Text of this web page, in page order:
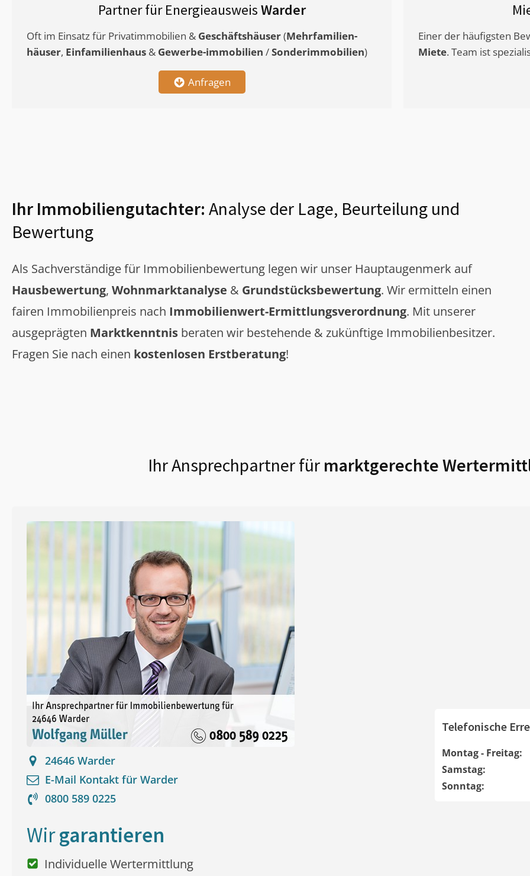
Partner für EnergieausweisWarder
Oft im Einsatz für Privatimmobilien & Geschäftshäuser(Mehrfamilien-
häuser, Einfamilienhaus & Gewerbe-immobilien /Sonderimmobilien)
Anfragen
Einer der häufigsten
Miete. Team ist
Ihr Immobiliengutachter: Analyse der Lage, Beurteilung und
Bewertung
Als Sachverständige für Immobilienbewertung legen wir unser Hauptaugenmerk auf
Hausbewertung, Wohnmarktanalyse & Grundstücksbewertung. Wir ermitteln einen
fairen Immobilienpreis nach Immobilienwert-Ermittlungsverordnung. Mit unserer
ausgeprägten Marktkenntnis beraten wir bestehende & zukünftige Immobilienbesitzer.
Fragen Sie nach einen kostenlosen Erstberatung!
Ihr Ansprechpartner für marktgerechte
24646 Warder
E-Mail Kontakt für Warder
0800 589 0225
Telefonische
Montag - Freitag:
Samstag:
Sonntag:
Wirgarantieren
Individuelle Wertermittlung